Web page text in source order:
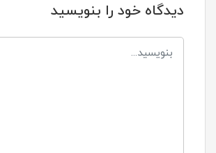
دیدگاه خود را بنویسید